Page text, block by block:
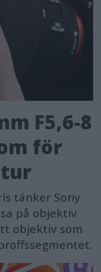
Wide
Canon
den nya
vi
exklusiva,
serien
överlägsna
F5,6-8
för
tänker Sony
på objektiv
objektiv som